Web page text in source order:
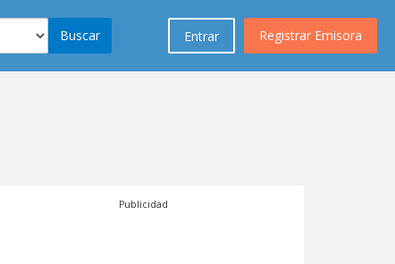
Registrar Emisora
Entrar
Buscar
Publicidad